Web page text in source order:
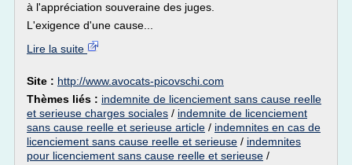
à l'appréciation souveraine des juges.
L'exigence d'une cause...
Lire la suite
Site : http://www.avocats-picovschi.com
Thèmes liés : indemnite de licenciement sans cause reelle
et serieuse charges sociales / indemnite de licenciement
sans cause reelle et serieuse article / indemnites en cas de
licenciement sans cause reelle et serieuse / indemnites
pour licenciement sans cause reelle et serieuse /